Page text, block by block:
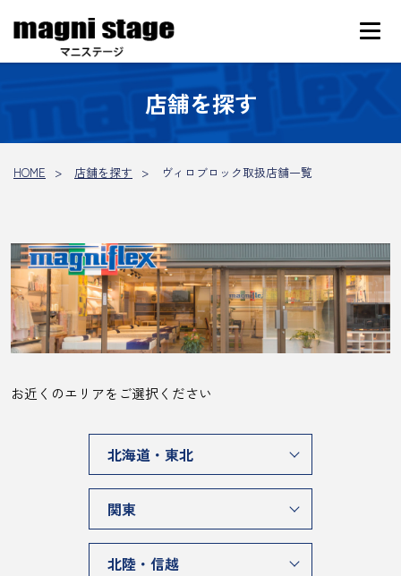
店舗を探す
HOME 店舗を探す ヴィロブロック取扱店舗一覧
お近くのエリアをご選択ください
北海道・東北
関東
北陸・信越